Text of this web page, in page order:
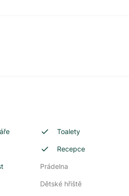
Toalety
Recepce
Prádelna
Dětské hřiště